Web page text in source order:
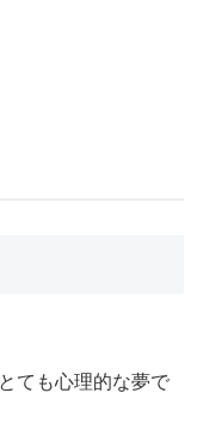
ても心理的な夢で